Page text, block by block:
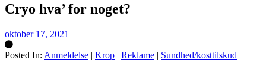
Cryo hva’ for noget?
oktober 17, 2021
Posted In: Anmeldelse | Krop | Reklame | Sundhed/kosttilskud